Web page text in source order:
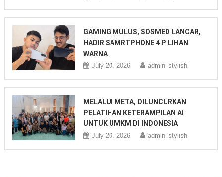
GAMING MULUS, SOSMED LANCAR,
HADIR SAMRTPHONE 4 PILIHAN
WARNA
July 20, 2026 admin_stylish
MELALUI META, DILUNCURKAN
PELATIHAN KETERAMPILAN AI
UNTUK UMKM DI INDONESIA
July 20, 2026 admin_stylish